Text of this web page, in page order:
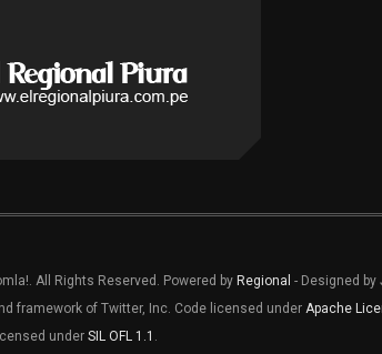
All Rights Reserved. Powered by Regional - Designed by
framework of Twitter, Inc. Code licensed under Apache
under SIL OFL 1.1